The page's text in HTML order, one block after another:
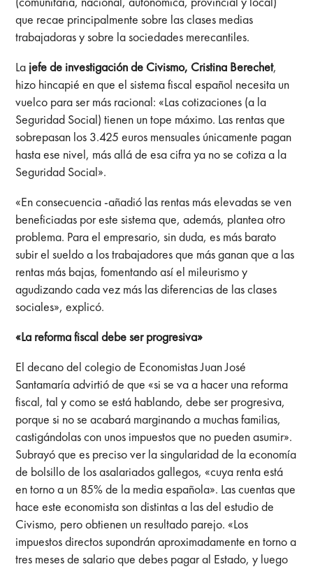
que recae principalmente sobre las clases medias
trabajadoras y sobre la sociedades merecantiles.
La jefe de investigación de Civismo, Cristina Berechet,
hizo hincapié en que el sistema fiscal español necesita un
vuelco para ser más racional: «Las cotizaciones (a la
Seguridad Social) tienen un tope máximo. Las rentas que
sobrepasan los 3.425 euros mensuales únicamente pagan
hasta ese nivel, más allá de esa cifra ya no se cotiza a la
Seguridad Social».
«En consecuencia -añadió las rentas más elevadas se ven
beneficiadas por este sistema que, además, plantea otro
problema. Para el empresario, sin duda, es más barato
subir el sueldo a los trabajadores que más ganan que a las
rentas más bajas, fomentando así el mileurismo y
agudizando cada vez más las diferencias de las clases
sociales», explicó.
«La reforma fiscal debe ser progresiva»
El decano del colegio de Economistas Juan José
Santamaría advirtió de que «si se va a hacer una reforma
fiscal, tal y como se está hablando, debe ser progresiva,
porque si no se acabará marginando a muchas familias,
castigándolas con unos impuestos que no pueden asumir».
Subrayó que es preciso ver la singularidad de la economía
de bolsillo de los asalariados gallegos, «cuya renta está
en torno a un 85% de la media española». Las cuentas que
hace este economista son distintas a las del estudio de
Civismo, pero obtienen un resultado parejo. «Los
impuestos directos supondrán aproximadamente en torno a
tres meses de salario que debes pagar al Estado, y luego